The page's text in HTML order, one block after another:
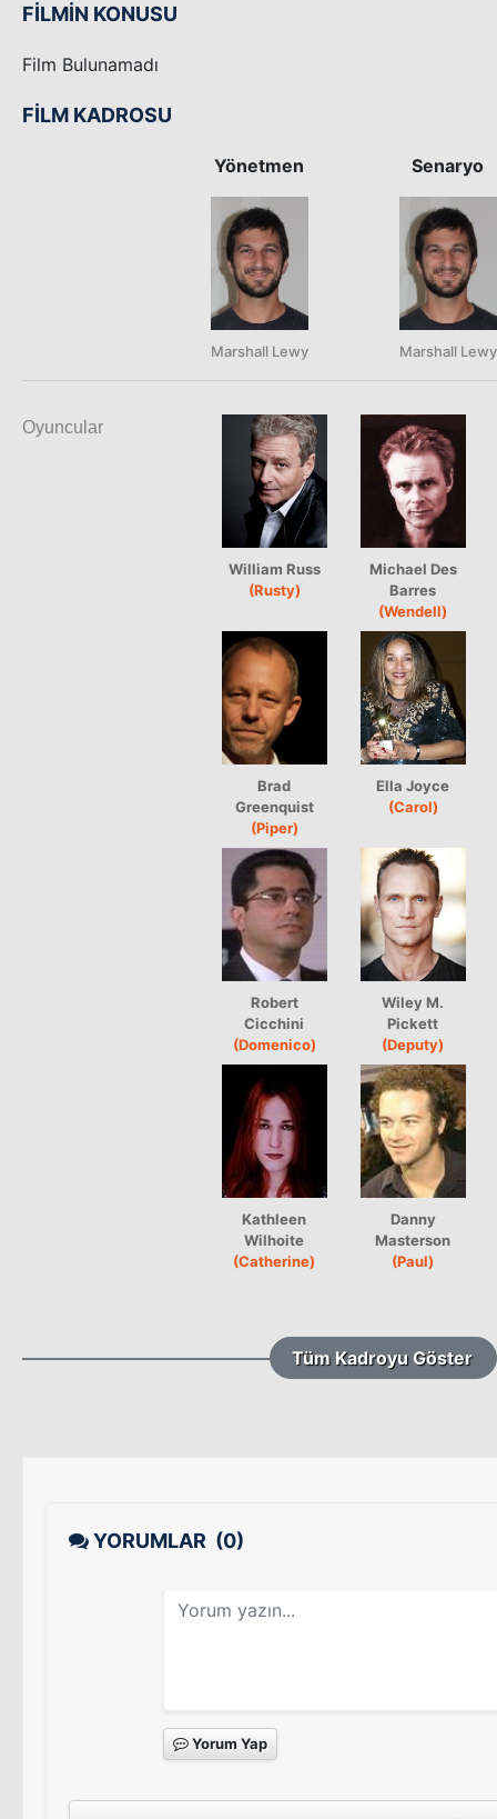
FİLMİN KONUSU
Film Bulunamadı
FİLM KADROSU
Yönetmen
Marshall Lewy
Senaryo
Marshall Lewy
Oyuncular
William Russ
(Rusty)
Michael Des
Barres
(Wendell)
Brad
Greenquist
(Piper)
Ella Joyce
(Carol)
Robert
Cicchini
(Domenico)
Wiley M.
Pickett
(Deputy)
Kathleen
Wilhoite
(Catherine)
Danny
Masterson
(Paul)
Tüm Kadroyu Göster
YORUMLAR (0)
Yorum Yap